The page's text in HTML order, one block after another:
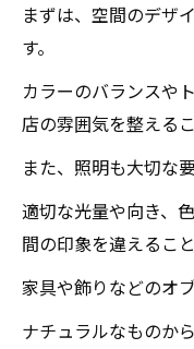
まずは、空間のデザ
す。
カラーのバランスや
店の雰囲気を整える
また、照明も大切な要
適切な光量や向き、
間の印象を違えるこ
家具や飾りなどのオ
ナチュラルなものか